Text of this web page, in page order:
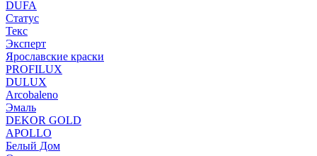
DUFA
Статус
Текс
Эксперт
Ярославские краски
PROFILUX
DULUX
Arcobaleno
Эмаль
DEKOR GOLD
APOLLO
Белый Дом